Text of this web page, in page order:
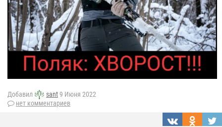
Добавил sant9 Июня 2022
нет комментариев